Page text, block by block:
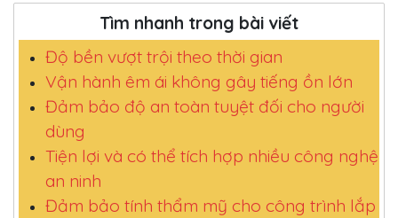
Tìm nhanh trong bài viết
Độ bền vượt trội theo thời gian
Vận hành êm ái không gây tiếng ồn lớn
Đảm bảo độ an toàn tuyệt đối cho người
dùng
Tiện lợi và có thể tích hợp nhiều công nghệ
an ninh
Đảm bảo tính thẩm mỹ cho công trình lắp